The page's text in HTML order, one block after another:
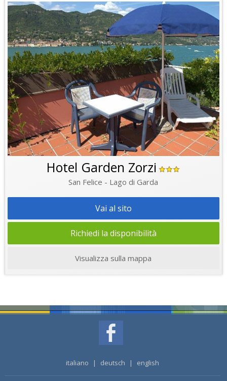
Hotel Garden Zorzi
San Felice - Lago di Garda
Vai al sito
Richiedi la disponibilità
Visualizza sulla mappa
italiano | deutsch | english